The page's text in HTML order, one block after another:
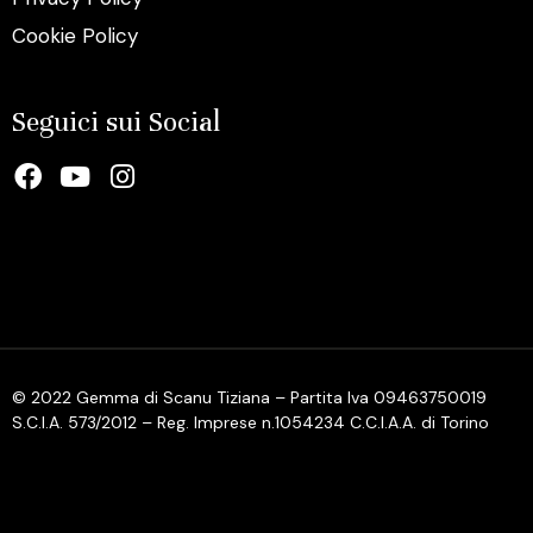
Cookie Policy
Seguici sui Social
© 2022 Gemma di Scanu Tiziana – Partita Iva 09463750019
S.C.I.A. 573/2012 – Reg. Imprese n.1054234 C.C.I.A.A. di Torino